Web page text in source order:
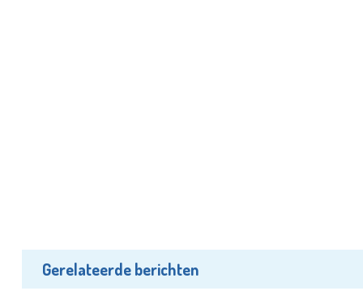
Gerelateerde berichten